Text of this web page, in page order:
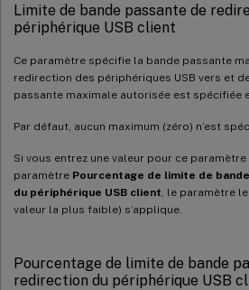
Limite de bande passante de
périphérique USB client
Ce paramètre spécifie la bande passante
redirection des périphériques USB vers et
passante maximale autorisée est spécifiée
Par défaut, aucun maximum (zéro) n’est
Si vous entrez une valeur pour ce
paramètre Pourcentage de limite de
du périphérique USB client , le paramètre
valeur la plus faible) s’applique.
Pourcentage de limite de bande
redirection du périphérique USB